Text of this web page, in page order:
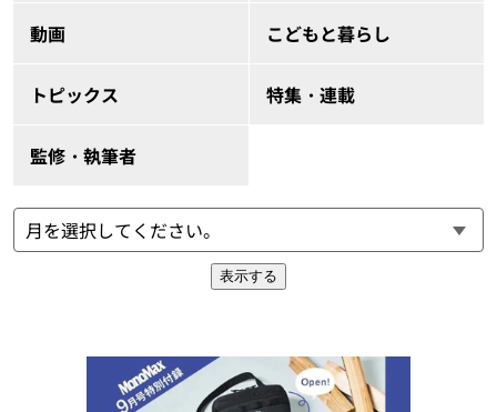
動画 こどもと暮らし
トピックス 特集・連載
監修・執筆者
表示する